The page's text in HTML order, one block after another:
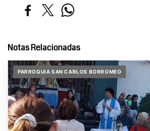
Notas Relacionadas
PARROQUIA SAN CARLOS BORROMEO